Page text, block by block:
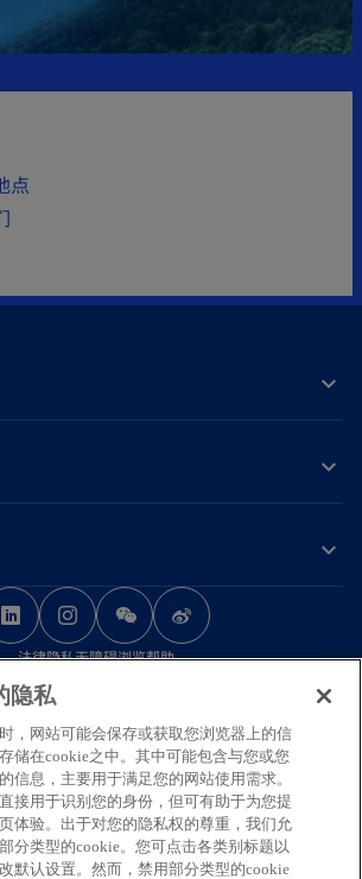
点
o
p
e
n
s
i
n
a
n
o
p
e
s
i
n
a
n
o
e
s
i
n
a
n
法律隐私无障碍浏览帮助
事务所（特殊普通合伙） — 中国合伙制会计师事务
国）有限公司 — 中国有限责任公司，毕马威会计师事
伙制事务所，及毕马威会计师事务所 — 香港特别行
与毕马威国际有限公司（英国私营担保有限公司）相
织中的成员。版权所有，不得转载。
毕马威全球组织中的独立成员所经许可后使用的商
隐私
，网站可能会保存或获取您浏览器上的信
储在cookie之中。其中可能包含与您或您
信息，主要用于满足您的网站使用需求。
接用于识别您的身份，但可有助于为您提
体验。出于对您的隐私权的尊重，我们允
分类型的cookie。您可点击各类别标题以
默认设置。然而，禁用部分类型的cookie